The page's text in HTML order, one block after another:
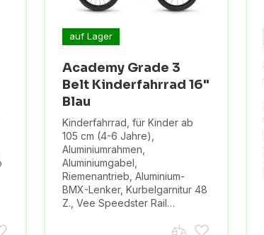
auf Lager
Academy Grade 3
Belt Kinderfahrrad 16"
Blau
Kinderfahrrad, für Kinder ab
105 cm (4-6 Jahre),
Aluminiumrahmen,
Aluminiumgabel,
Riemenantrieb, Aluminium-
BMX-Lenker, Kurbelgarnitur 48
Z., Vee Speedster Rail…